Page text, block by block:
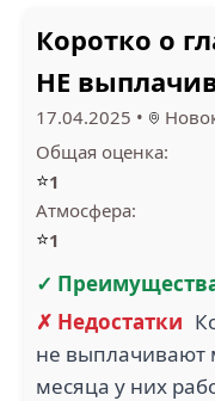
Коротко о
НЕ
17.04.2025 •
Общая оценка:
⭐1
Атмосфера:
⭐1
✓
✗ Недостатки
не выплачивают
месяца у них